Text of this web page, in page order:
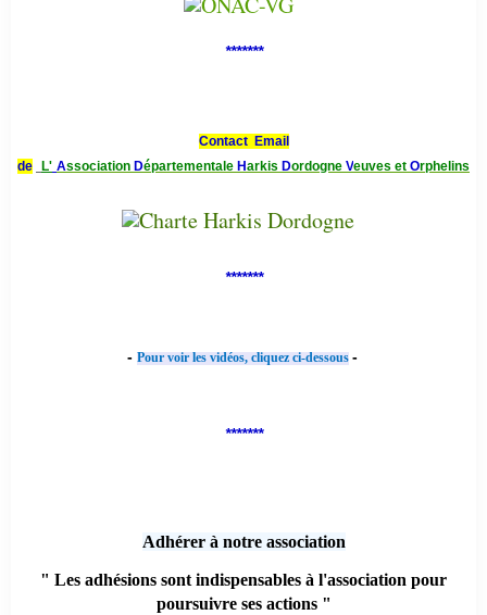
*******
Contact Email
de
L' Association Départementale Harkis Dordogne Veuves et Orphelins
*******
- Pour voir les vidéos, cliquez ci-dessous -
*******
Adhérer à notre association
" Les adhésions sont indispensables à l'association pour
poursuivre ses actions "